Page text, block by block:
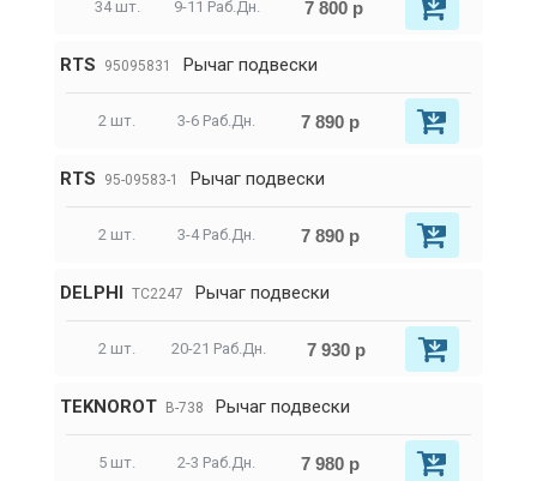
34 шт. 9-11 Раб.Дн. 7 800 р
RTS 95095831 Рычаг подвески
2 шт. 3-6 Раб.Дн. 7 890 р
RTS 95-09583-1 Рычаг подвески
2 шт. 3-4 Раб.Дн. 7 890 р
DELPHI TC2247 Рычаг подвески
2 шт. 20-21 Раб.Дн. 7 930 р
TEKNOROT B-738 Рычаг подвески
5 шт. 2-3 Раб.Дн. 7 980 р